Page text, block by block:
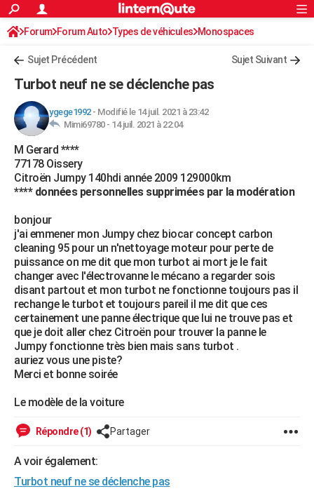
ACTUALITÉS
Politique
Société
Faits Divers
Education
Monde
Villes
+
FINANCE
Retraite
Impôts
Epargne
Immobilier
Risques naturels par ville
Banque
Assurance
Crédit
AUTO
Essais
Réserver un essai
Citadines
Berlines
SUV
Forum auto
+HIGH-TECH
Mobiles
Meilleur smartphone
Internet
Ordinateurs
Jeux vidéo
Guide high-tech
+
BRICOLAGE
Forum
Aménagement intérieur
Extérieur
Cuisine
Salle de bains
Jardinage
Rangement
WEEK-END
Guides de France
Escapades
Patrimoine
Expositions
Musées
Week-end nature
+LIFESTYLE
Art de vivre
Bien-être
Loisirs
ModeModes de vie
SANTE
Alimentation
Guide de la santé
Maladies
Médicaments
Sommeil
VOYAGE
Destinations
City break
Voyage nature
Voyage de noces
Forum
Climat
+PHOTO
GUIDES D'ACHAT
Carte de Noël
Carte Bonne année
Carte Saint-Valentin
Carte Pâques
Carte d'anniversaire
Dictionnaire
Biographies
Expressions
Proverbes
Rechercher
S'inscrire
Connexion
Forum Forum Auto Types de véhicules Monospaces
Sujet Précédent Sujet Suivant
Turbot neuf ne se déclenche pas
ygege1992- Modifié le 14 juil. 2021 à 23:42
Mimi69780 - 14 juil. 2021 à 22:04
M Gerard ****
77178 Oissery
Citroën Jumpy 140hdi année 2009 129000km
**** données personnelles supprimées par la modération
bonjour
j'ai emmener mon Jumpy chez biocar concept carbon
cleaning 95 pour un n'nettoyage moteur pour perte de
puissance on me dit que mon turbot ai mort je le fait
changer avec l'électrovanne le mécano a regarder sois
disant partout et mon turbot ne fonctionne toujours pas il
rechange le turbot et toujours pareil il me dit que ces
certainement une panne électrique que lui ne trouve pas et
que je doit aller chez Citroën pour trouver la panne le
Jumpy fonctionne très bien mais sans turbot .
auriez vous une piste?
Merci et bonne soirée
Le modèle de la voiture
Répondre (1) Partager
A voir également:
Turbot neuf ne se déclenche pas